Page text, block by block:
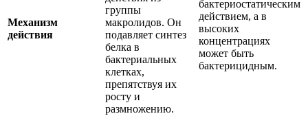
Механизм
действия
группы
макролидов. Он
подавляет синтез
белка в
бактериальных
клетках,
препятствуя их
росту и
размножению.
бактериостатическим
действием, а в
высоких
концентрациях
может быть
бактерицидным.